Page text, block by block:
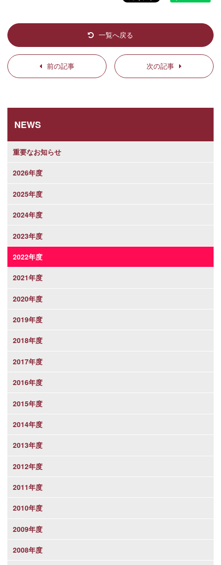
前の記事
一覧へ戻る
次の記事
NEWS
重要なお知らせ
2026年度
2025年度
2024年度
2023年度
2022年度
2021年度
2020年度
2019年度
2018年度
2017年度
2016年度
2015年度
2014年度
2013年度
2012年度
2011年度
2010年度
2009年度
2008年度